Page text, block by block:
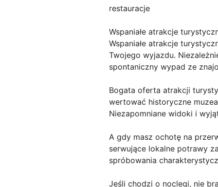
restauracje
Wspaniałe atrakcje
Wspaniałe atrakcje
Twojego wyjazdu.
spontaniczny wypad ze
Bogata oferta atrakcji
wertować historyczne
Niezapomniane widoki i
A gdy masz ochotę na
serwujące lokalne potrawy
spróbowania
Jeśli chodzi o noclegi, nie